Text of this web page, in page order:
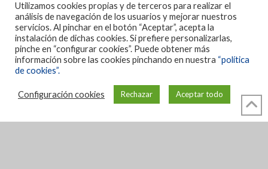
POLITICA DE COOKIES|AVISO LEGAL
DISEÑO: DIAN SISTEMAS
Utilizamos cookies propias y de terceros para realizar el
análisis de navegación de los usuarios y mejorar nuestros
servicios. Al pinchar en el botón “Aceptar”, acepta la
instalación de dichas cookies. Si prefiere personalizarlas,
pinche en “configurar cookies”. Puede obtener más
información sobre las cookies pinchando en nuestra “política
de cookies”.
Configuración cookies Rechazar Aceptar todo